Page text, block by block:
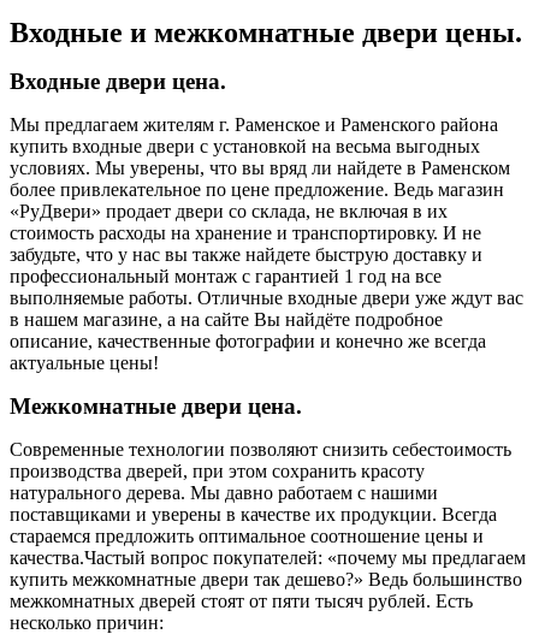
Входные и межкомнатные двери цены.
Входные двери цена.
Мы предлагаем жителям г. Раменское и Раменского района
купить входные двери с установкой на весьма выгодных
условиях. Мы уверены, что вы вряд ли найдете в Раменском
более привлекательное по цене предложение. Ведь магазин
«РуДвери» продает двери со склада, не включая в их
стоимость расходы на хранение и транспортировку. И не
забудьте, что у нас вы также найдете быструю доставку и
профессиональный монтаж с гарантией 1 год на все
выполняемые работы. Отличные входные двери уже ждут вас
в нашем магазине, а на сайте Вы найдёте подробное
описание, качественные фотографии и конечно же всегда
актуальные цены!
Межкомнатные двери цена.
Современные технологии позволяют снизить себестоимость
производства дверей, при этом сохранить красоту
натурального дерева. Мы давно работаем с нашими
поставщиками и уверены в качестве их продукции. Всегда
стараемся предложить оптимальное соотношение цены и
качества.Частый вопрос покупателей: «почему мы предлагаем
купить межкомнатные двери так дешево?» Ведь большинство
межкомнатных дверей стоят от пяти тысяч рублей. Есть
несколько причин: